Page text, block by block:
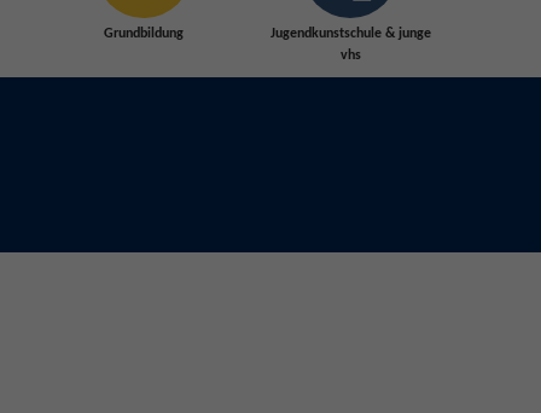
Grundbildung
Jugendkunstschule & junge
vhs